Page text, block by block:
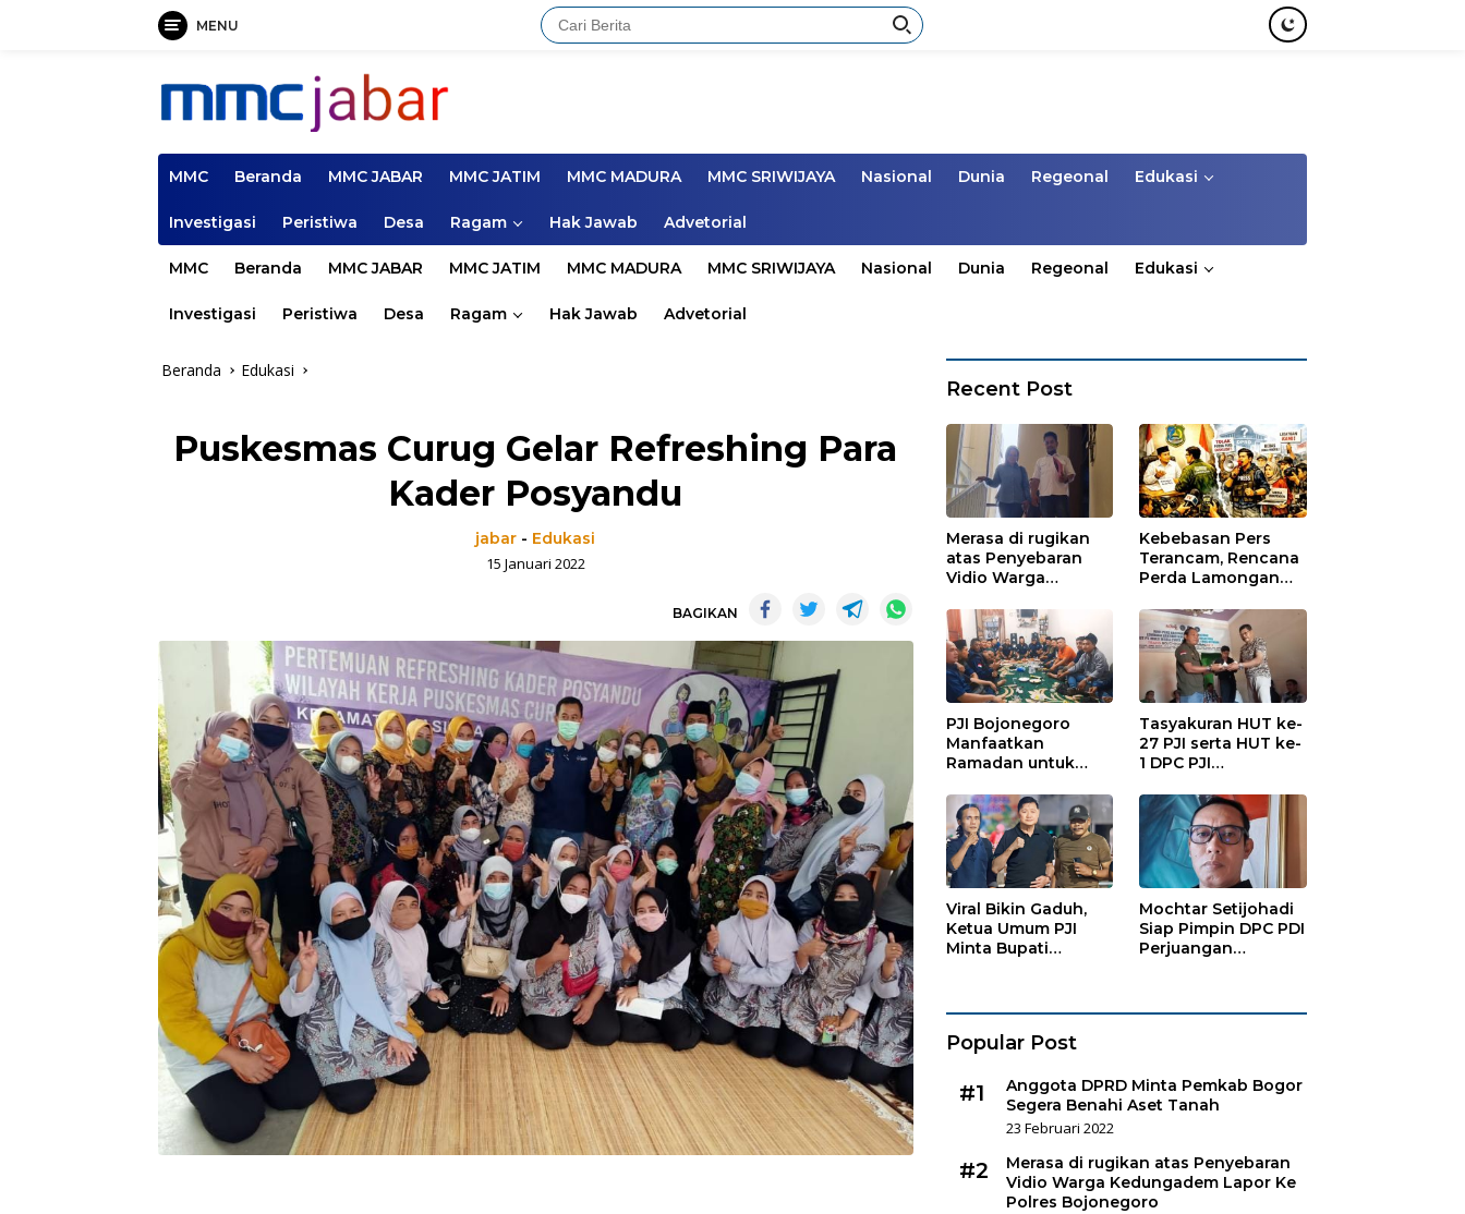
MENU
MMC Beranda MMC JABAR MMC JATIM MMC MADURA MMC SRIWIJAYA Nasional Dunia Regeonal Edukasi
Investigasi Peristiwa Desa Ragam Hak Jawab Advetorial
MMC Beranda MMC JABAR MMC JATIM MMC MADURA MMC SRIWIJAYA Nasional Dunia Regeonal Edukasi
Investigasi Peristiwa Desa Ragam Hak Jawab Advetorial
Beranda Edukasi
Puskesmas Curug Gelar Refreshing Para
Kader Posyandu
jabar - Edukasi
15 Januari 2022
BAGIKAN
Recent Post
Merasa di rugikan
atas Penyebaran
Vidio Warga
Ke Polres
Bojonegoro
Kebebasan Pers
Terancam, Rencana
Perda Lamongan
PJI Bojonegoro
Manfaatkan
Ramadan untuk
Organisasi dan
Kebersamaan
Tasyakuran HUT ke-
27 PJI serta HUT ke-
1 DPC PJI
Hadiri Puluhan
Wartawan
Viral Bikin Gaduh,
Ketua Umum PJI
Minta Bupati
Mochtar Setijohadi
Siap Pimpin DPC PDI
Perjuangan
Popular Post
#1
Anggota DPRD Minta Pemkab Bogor
Segera Benahi Aset Tanah
23 Februari 2022
#2
Merasa di rugikan atas Penyebaran
Vidio Warga Kedungadem Lapor Ke
Polres Bojonegoro